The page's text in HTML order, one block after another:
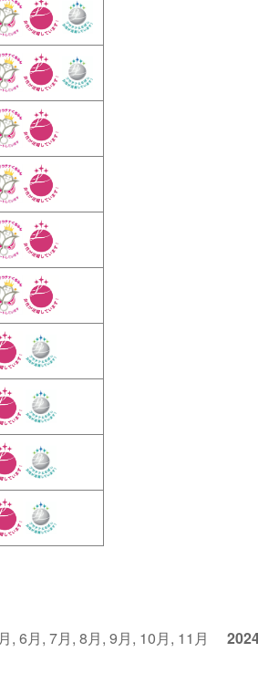
, 6月, 7月, 8月, 9月, 10月, 11月